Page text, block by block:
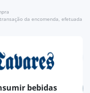
da encomenda, efetuada
bebidas